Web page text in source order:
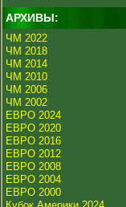
АРХИВЫ:
ЧМ 2022
ЧМ 2018
ЧМ 2014
ЧМ 2010
ЧМ 2006
ЧМ 2002
ЕВРО 2024
ЕВРО 2020
ЕВРО 2016
ЕВРО 2012
ЕВРО 2008
ЕВРО 2004
ЕВРО 2000